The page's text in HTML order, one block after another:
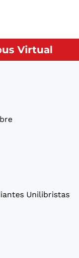
Virtual
Unilibristas